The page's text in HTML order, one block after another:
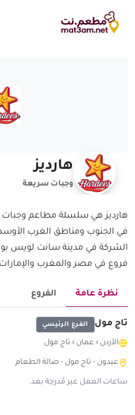
هارديز
وجبات سريعة
هارديز هي سلسلة مطاعم
في الجنوب ومناطق الغرب
الشركة في مدينة سانت لويس
فروع في مصر والمغرب
نظرة عامة الفروع
تاج مول الفرع الرئيسي
الأردن › عمان › تاج مول
عبدون - تاج مول - صالة الطعام
ساعات العمل غير مُدرجة بعد.